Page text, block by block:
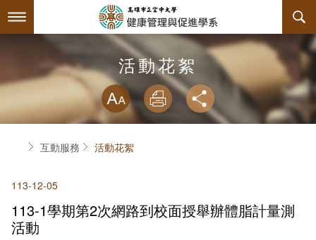
到
要
系所簡介
關於本系
系主任介紹
聯絡系辦
諮詢信箱
師資陣容
課程規劃
授課大綱
教材資訊
互動服務
檔案下載
系學會
活動花絮
略過字型切
放大
列印
首頁互動服務 活動花絮
113-12-05
113-1學期第2次網路到校面授舉辦體脂計量測
活動